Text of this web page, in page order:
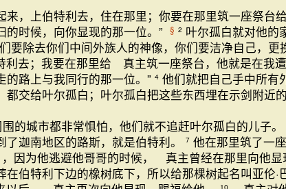
来，上伯特利去，住在那里；你要在那里筑一座祭台
时候，向你显现的那一位。”
§ 2 叶尔孤白就对他的
要除去你们中间外族人的神像，你们要洁净自己，更
利去；我要在那里给 真主筑一座祭台，他就是在我
路上与我同行的那一位。” 4 他们就把自己手中所有
都交给叶尔孤白；叶尔孤白把这些东西埋在示剑附近
的城市都非常惧怕，他们就不追赶叶尔孤白的儿子。
迦南地区的路斯，就是伯特利。
7 他在那里筑了一
，因为他逃避他哥哥的时候， 真主曾经在那里向他显
伯特利下边的橡树底下，所以给那棵树起名叫亚伦·
10